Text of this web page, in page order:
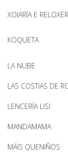
XOIARÍA E
KOQUETA
LA NUBE
LAS COSTIAS DE
LENCERÍA LISI
MANDAMAMA
MÁIS QUENIÑOS